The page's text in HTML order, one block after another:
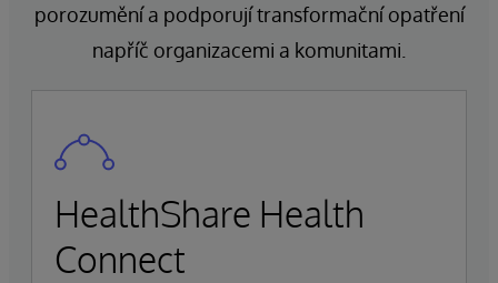
porozumění a podporují transformační opatření
napříč organizacemi a komunitami.
HealthShare Health
Connect